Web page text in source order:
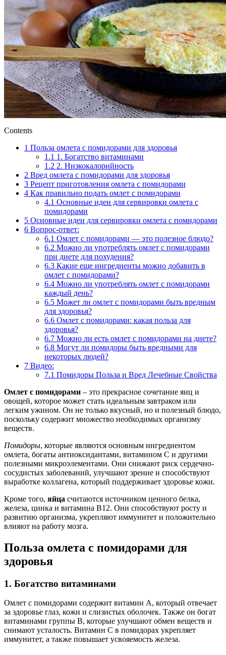
Contents
1 Польза омлета с помидорами для здоровья
1.1 1. Богатство витаминами
1.2 2. Низкокалорийность
2 Вред омлета с помидорами для здоровья
3 Рецепт приготовления омлета с помидорами
4 Как правильно подать омлет с помидорами
4.1 Основные идеи для сервировки омлета с
помидорами
5 Основные идеи для сервировки омлета с помидорами
6 Вопрос-ответ:
6.1 Омлет с помидорами — это полезное блюдо?
6.2 Можно ли употреблять омлет с помидорами
при диете для похудения?
6.3 Какие еще ингредиенты можно добавить в
омлет с помидорами?
6.4 Можно ли употреблять омлет с помидорами
каждый день?
6.5 Может ли омлет с помидорами быть вредным
для здоровья?
6.6 Омлет с помидорами: какая польза для
здоровья?
6.7 Можно ли есть омлет с помидорами на диете?
6.8 Могут ли помидоры быть вредными для
некоторых людей?
7 Видео:
7.1 Помидоры Польза и Вред Лечебные Свойства
Омлет с помидорами – это прекрасное сочетание яиц и
овощей, которое может стать идеальным завтраком или
легким ужином. Он не только вкусный, но и полезный блюдо,
поскольку содержит множество необходимых организму
веществ.
Помидоры, которые являются основным ингредиентом
омлета, богаты антиоксидантами, витамином С и другими
полезными микроэлементами. Они снижают риск сердечно-
сосудистых заболеваний, улучшают зрение и способствуют
выработке коллагена, который поддерживает здоровье кожи.
Кроме того, яйца считаются источником ценного белка,
железа, цинка и витамина В12. Они способствуют росту и
развитию организма, укрепляют иммунитет и положительно
влияют на работу мозга.
Польза омлета с помидорами для
здоровья
1. Богатство витаминами
Омлет с помидорами содержит витамин А, который отвечает
за здоровье глаз, кожи и слизистых оболочек. Также он богат
витаминами группы В, которые улучшают обмен веществ и
снимают усталость. Витамин С в помидорах укрепляет
иммунитет, а также повышает усвояемость железа.